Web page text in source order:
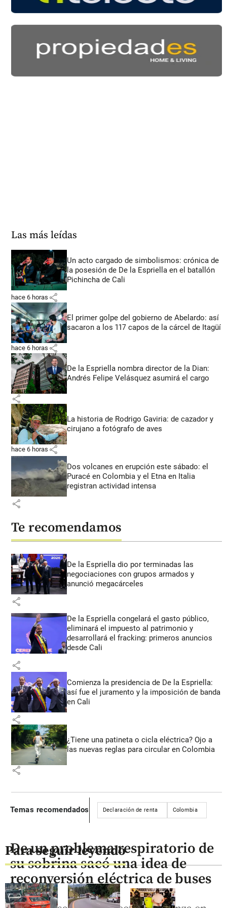
Las más leídas
Un acto cargado de simbolismos: crónica de
la posesión de De la Espriella en el batallón
Pichincha de Cali
hace 6 horas share
El primer golpe del gobierno de Abelardo: así
sacaron a los 117 capos de la cárcel de Itagüí
hace 6 horas share
De la Espriella nombra director de la Dian:
Andrés Felipe Velásquez asumirá el cargo
share
La historia de Rodrigo Gaviria: de cazador y
cirujano a fotógrafo de aves
hace 6 horas share
Dos volcanes en erupción este sábado: el
Puracé en Colombia y el Etna en Italia
registran actividad intensa
share
Te recomendamos
De la Espriella dio por terminadas las
negociaciones con grupos armados y
anunció megacárceles
share
De la Espriella congelará el gasto público,
eliminará el impuesto al patrimonio y
desarrollará el fracking: primeros anuncios
desde Cali
share
Comienza la presidencia de De la Espriella:
así fue el juramento y la imposición de banda
en Cali
share
¿Tiene una patineta o cicla eléctrica? Ojo a
las nuevas reglas para circular en Colombia
share
Temas recomendados Declaración de renta Colombia
Para seguir leyendo
De un problema respiratorio de
su sobrina sacó una idea de
reconversión eléctrica de buses